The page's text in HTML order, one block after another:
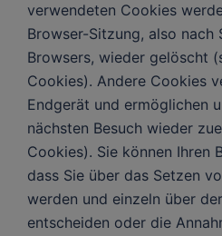
verwendeten Cookies
Browser-Sitzung, also nach
Browsers, wieder gelöscht
Cookies). Andere Cookies
Endgerät und ermöglichen
nächsten Besuch wieder
Cookies). Sie können Ihren
dass Sie über das Setzen
werden und einzeln über
entscheiden oder die